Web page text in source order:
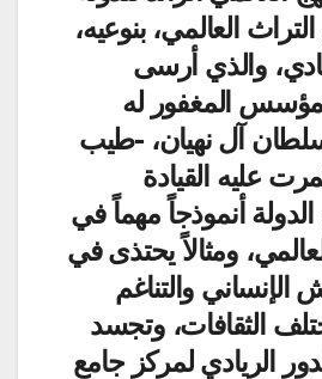
العالمي، بنوعيه،
والذي أرسى
المغفور له
آل نهيان، -طيب
عليه القيادة
الدولة أنموذجاً مهماً في
ومثالاً يحتذى في
الإنساني والتناغم
الثقافات، وتجسد
الريادي لمركز جامع